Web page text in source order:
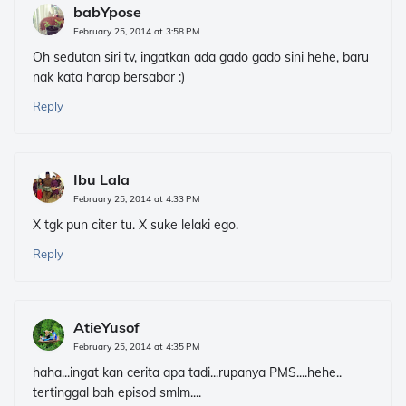
babYpose
February 25, 2014 at 3:58 PM
Oh sedutan siri tv, ingatkan ada gado gado sini hehe, baru
nak kata harap bersabar :)
Reply
Ibu Lala
February 25, 2014 at 4:33 PM
X tgk pun citer tu. X suke lelaki ego.
Reply
AtieYusof
February 25, 2014 at 4:35 PM
haha...ingat kan cerita apa tadi...rupanya PMS....hehe..
tertinggal bah episod smlm....